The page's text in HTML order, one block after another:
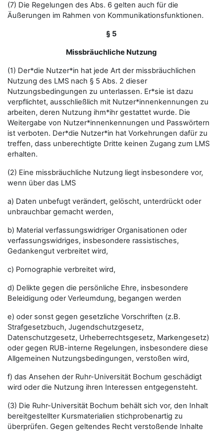
(7) Die Regelungen des Abs. 6 gelten auch für die
Äußerungen im Rahmen von Kommunikationsfunktionen.
§ 5
Missbräuchliche Nutzung
(1) Der*die Nutzer*in hat jede Art der missbräuchlichen
Nutzung des LMS nach § 5 Abs. 2 dieser
Nutzungsbedingungen zu unterlassen. Er*sie ist dazu
verpflichtet, ausschließlich mit Nutzer*innenkennungen zu
arbeiten, deren Nutzung ihm*ihr gestattet wurde. Die
Weitergabe von Nutzer*innenkennungen und Passwörtern
ist verboten. Der*die Nutzer*in hat Vorkehrungen dafür zu
treffen, dass unberechtigte Dritte keinen Zugang zum LMS
erhalten.
(2) Eine missbräuchliche Nutzung liegt insbesondere vor,
wenn über das LMS
a) Daten unbefugt verändert, gelöscht, unterdrückt oder
unbrauchbar gemacht werden,
b) Material verfassungswidriger Organisationen oder
verfassungswidriges, insbesondere rassistisches,
Gedankengut verbreitet wird,
c) Pornographie verbreitet wird,
d) Delikte gegen die persönliche Ehre, insbesondere
Beleidigung oder Verleumdung, begangen werden
e) oder sonst gegen gesetzliche Vorschriften (z.B.
Strafgesetzbuch, Jugendschutzgesetz,
Datenschutzgesetz, Urheberrechtsgesetz, Markengesetz)
oder gegen RUB-interne Regelungen, insbesondere diese
Allgemeinen Nutzungsbedingungen, verstoßen wird,
f) das Ansehen der Ruhr-Universität Bochum geschädigt
wird oder die Nutzung ihren Interessen entgegensteht.
(3) Die Ruhr-Universität Bochum behält sich vor, den Inhalt
bereitgestellter Kursmaterialien stichprobenartig zu
überprüfen. Gegen geltendes Recht verstoßende Inhalte